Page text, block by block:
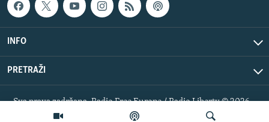
INFO
PRETRAŽI
Sva prava zadržana. Radio Free Europe / Radio Liberty © 2026
RFE/RL, Inc.